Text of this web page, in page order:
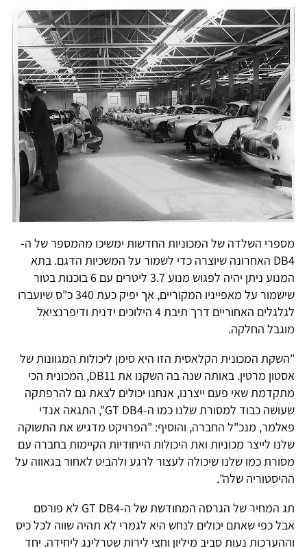
מספרי השלדה של המכוניות החדשות ימשיכו מהמספר של ה-
DB4 האחרונה שיוצרה כדי לשמור על המשכיות הדגם. בתא
המנוע ניתן יהיה לפגוש מנוע 3.7 ליטרים עם 6 בוכנות בטור
שישמור על מאפייניו המקוריים, אך יפיק כעת 340 כ"ס שיועברו
לגלגלים האחוריים דרך תיבת 4 הילוכים ידנית ודיפרנציאל
מוגבל החלקה.
"השקת המכונית הקלאסית הזו היא סימן ליכולות המגוונות של
אסטון מרטין. באותה שנה בה השקנו את DB11, המכונית הכי
מתקדמת שאי פעם ייצרנו, אנחנו יכולים לצאת גם להרפתקה
שעושה כבוד למסורת שלנו כמו ה-GT DB4", התגאה אנדי
פאלמר, מנכ"ל החברה, והוסיף: "הפרויקט מדגיש את התשוקה
שלנו לייצר מכוניות ואת היכולות הייחודיות הקיימות בחברה עם
מסורת כמו שלנו שיכולה לעצור לרגע ולהביט לאחור בגאווה על
ההיסטוריה שלה".
תג המחיר של הגרסה המחודשת של ה-GT DB4 לא פורסם
אבל כפי שאתם יכולים לנחש היא לגמרי לא תהיה שווה לכל כיס
וההערכות נעות סביב מיליון וחצי לירות שטרלינג ליחידה. יחד